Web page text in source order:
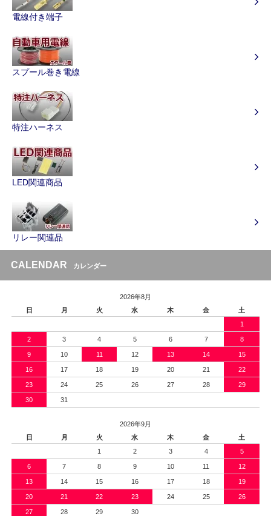
電線付き端子
スプール巻き電線
特注ハーネス
LED関連商品
リレー関連品
CALENDAR カレンダー
2026年8月
日
月 火 水 木 金
土
1
2 3 4 5 6 7 8
9 10 11 12 13 14 15
16 17 18 19 20 21 22
23 24 25 26 27 28 29
30 31
2026年9月
日
月 火 水 木 金
土
1
2 3 4 5
6 7 8 9 10 11 12
13 14 15 16 17 18 19
20 21 22 23 24 25 26
27 28 29 30